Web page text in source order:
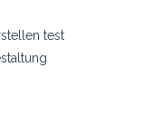
test